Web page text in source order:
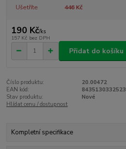
Ušetříte 446 Kč
190 Kč/ks
157 Kč bez DPH
Přidat do košíku
Číslo produktu:
20.00472
EAN kód:
8435130332523
Stav produktu:
Nové
Hlídat cenu / dostupnost
Kompletní specifikace